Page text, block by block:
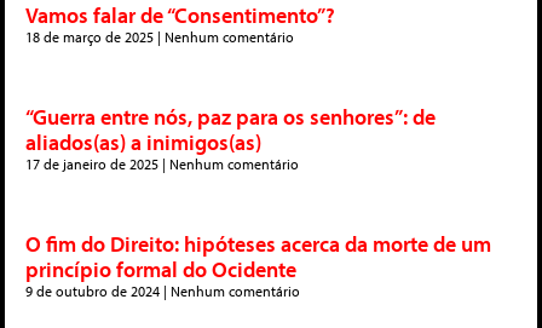
Vamos falar de “Consentimento”?
18 de março de 2025 Nenhum comentário
“Guerra entre nós, paz para os senhores”: de
aliados(as) a inimigos(as)
17 de janeiro de 2025 Nenhum comentário
O fim do Direito: hipóteses acerca da morte de um
princípio formal do Ocidente
9 de outubro de 2024 Nenhum comentário